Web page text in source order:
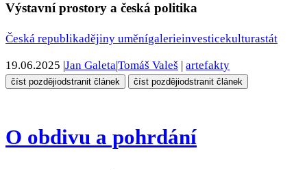
Výstavní prostory a česká politika
Česká republikadějiny uměnígalerieinvesticekulturastát
19.06.2025 Jan GaletaTomáš Valeš artefakty
číst pozdějiodstranit článek číst pozdějiodstranit článek
O obdivu a pohrdání